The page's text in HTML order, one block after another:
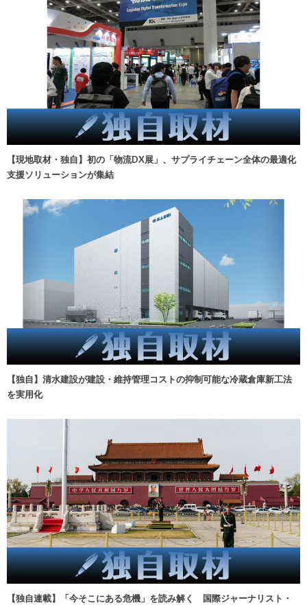
【現地取材・独自】初の「物流DX展」、サプライチェーン全体の最適化
支援ソリューションが集結
【独自】清水建設が建設・維持管理コストの抑制可能な冷蔵倉庫新工法
を実用化
【独自連載】「今そこにある危機」を読み解く 国際ジャーナリスト・